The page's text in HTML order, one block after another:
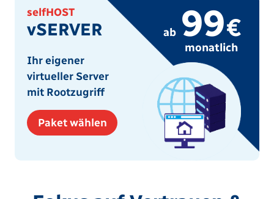
selfHOST
vSERVER
Ihr eigener
virtueller Server
mit Rootzugriff
Paket wählen
ab 99€
monatlich